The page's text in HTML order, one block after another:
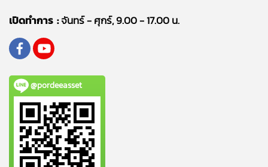
เปิดทำการ :จันทร์ - ศุกร์, 9.00 - 17.00 น.
@pordeeasset